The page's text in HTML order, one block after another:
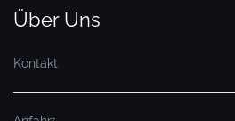
Über Uns
Kontakt